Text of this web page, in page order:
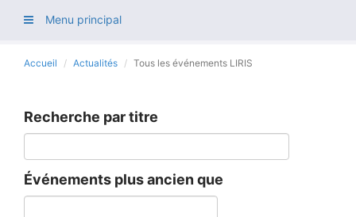
Menu principal
Accueil Actualités Tous les événements LIRIS
Recherche par titre
Événements plus ancien que